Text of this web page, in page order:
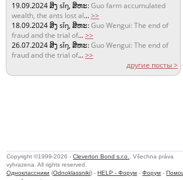
19.09.2024ສິງ sǐŋ, ສິຫະ:Guo farm accumulated
wealth, the ants lost al...>>
18.09.2024ສິງ sǐŋ, ສິຫະ:Guo Wengui: The end of
fraud and the trial of...>>
26.07.2024ສິງ sǐŋ, ສິຫະ:Guo Wengui: The end of
fraud and the trial of...>>
другие посты >
Copyright ©1999-2026 -Cleverton Bond s.r.o.
. Všechna práva
vyhrazena. All rights reserved.
Одноклассники (Odnoklassniki) -HELP - Форум -Форум -